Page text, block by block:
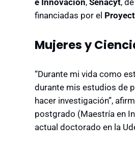
financiadas por el
Mujeres y
“Durante mi vida como
durante mis estudios de
hacer investigación”,
postgrado (Maestría en
actual doctorado en la